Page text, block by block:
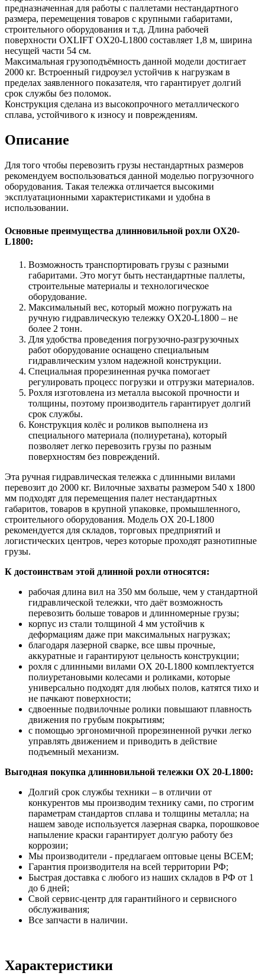
предназначенная для работы с паллетами нестандартного
размера, перемещения товаров с крупными габаритами,
строительного оборудования и т.д. Длина рабочей
поверхности OXLIFT OX20-L1800 составляет 1,8 м, ширина
несущей части 54 см.
Максимальная грузоподъёмность данной модели достигает
2000 кг. Встроенный гидроузел устойчив к нагрузкам в
пределах заявленного показателя, что гарантирует долгий
срок службы без поломок.
Конструкция сделана из высокопрочного металлического
сплава, устойчивого к износу и повреждениям.
Описание
Для того чтобы перевозить грузы нестандартных размеров
рекомендуем воспользоваться данной моделью погрузочного
оборудования. Такая тележка отличается высокими
эксплуатационными характеристиками и удобна в
использовании.
Основные преимущества длинновильной рохли OX20-
L1800:
Возможность транспортировать грузы с разными
габаритами. Это могут быть нестандартные паллеты,
строительные материалы и технологическое
оборудование.
Максимальный вес, который можно погружать на
ручную гидравлическую тележку OX20-L1800 – не
более 2 тонн.
Для удобства проведения погрузочно-разгрузочных
работ оборудование оснащено специальным
гидравлическим узлом надежной конструкции.
Специальная прорезиненная ручка помогает
регулировать процесс погрузки и отгрузки материалов.
Рохля изготовлена из металла высокой прочности и
толщины, поэтому производитель гарантирует долгий
срок службы.
Конструкция колёс и роликов выполнена из
специального материала (полиуретана), который
позволяет легко перевозить грузы по разным
поверхностям без повреждений.
Эта ручная гидравлическая тележка с длинными вилами
перевозит до 2000 кг. Вилочные захваты размером 540 х 1800
мм подходят для перемещения палет нестандартных
габаритов, товаров в крупной упаковке, промышленного,
строительного оборудования. Модель OX 20-L1800
рекомендуется для складов, торговых предприятий и
логистических центров, через которые проходят разнотипные
грузы.
К достоинствам этой длинной рохли относятся:
рабочая длина вил на 350 мм больше, чем у стандартной
гидравлической тележки, что даёт возможность
перевозить больше товаров и длинномерные грузы;
корпус из стали толщиной 4 мм устойчив к
деформациям даже при максимальных нагрузках;
благодаря лазерной сварке, все швы прочные,
аккуратные и гарантируют цельность конструкции;
рохля с длинными вилами OX 20-L1800 комплектуется
полиуретановыми колесами и роликами, которые
универсально подходят для любых полов, катятся тихо и
не пачкают поверхности;
сдвоенные подвилочные ролики повышают плавность
движения по грубым покрытиям;
с помощью эргономичной прорезиненной ручки легко
управлять движением и приводить в действие
подъемный механизм.
Выгодная покупка длинновильной тележки OX 20-L1800:
Долгий срок службы техники – в отличии от
конкурентов мы производим технику сами, по строгим
параметрам стандартов сплава и толщины металла; на
нашем заводе используется лазерная сварка, порошковое
напыление краски гарантирует долгую работу без
коррозии;
Мы производители - предлагаем оптовые цены ВСЕМ;
Гарантия производителя на всей территории РФ;
Быстрая доставка с любого из наших складов в РФ от 1
до 6 дней;
Свой сервис-центр для гарантийного и сервисного
обслуживания;
Все запчасти в наличии.
Характеристики